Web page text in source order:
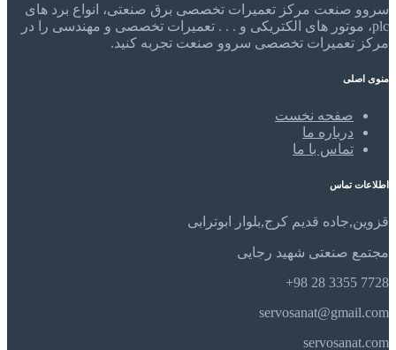
سروو صنعت مرکز تعمیرات تخصصی برق صنعتی، انواع برد های
plc، موتور های الکتریکی و . . . تعمیرات تخصصی و مهندسی را در
مرکز تعمیرات تخصصی سروو صنعت تجربه کنید.
منوی اصلی
صفحه نخست
درباره ما
تماس با ما
اطلاعات تماس
قزوین,جاده قدیم کرج,بلوار ابوترابی
مجتمع صنعتی شهید رجایی
7728 3355 28 98+
servosanat@gmail.com
servosanat.com